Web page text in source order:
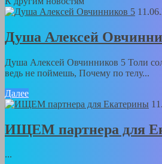
Душа Алексей
Душа Алексей Овчинников 5 Толи
ведь не поймешь, Почему по телу...
Далее
ИЩЕМ партнера для
...